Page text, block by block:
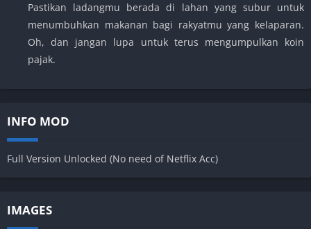
Pastikan ladangmu berada di lahan yang subur untuk
menumbuhkan makanan bagi rakyatmu yang kelaparan.
Oh, dan jangan lupa untuk terus mengumpulkan koin
pajak.
INFO MOD
Full Version Unlocked (No need of Netflix Acc)
IMAGES